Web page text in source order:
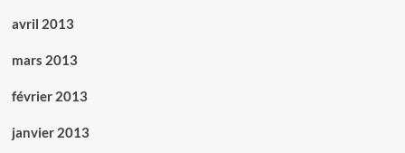
avril 2013
mars 2013
février 2013
janvier 2013